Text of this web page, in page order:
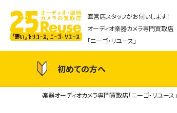
直営店スタッフがお伺いします！
オーディオ楽器カメラ専門買取店
「ニーゴ・リユース」
初めての方へ
楽器オーディオカメラ専門買取店「ニーゴ・リユース」